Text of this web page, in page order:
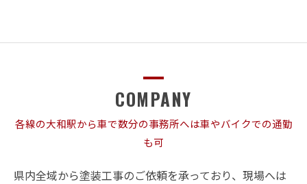
各線の大和駅から車で数分の事務所へは車やバイクでの通勤
も可
COMPANY
県内全域から塗装工事のご依頼を承っており、現場へは